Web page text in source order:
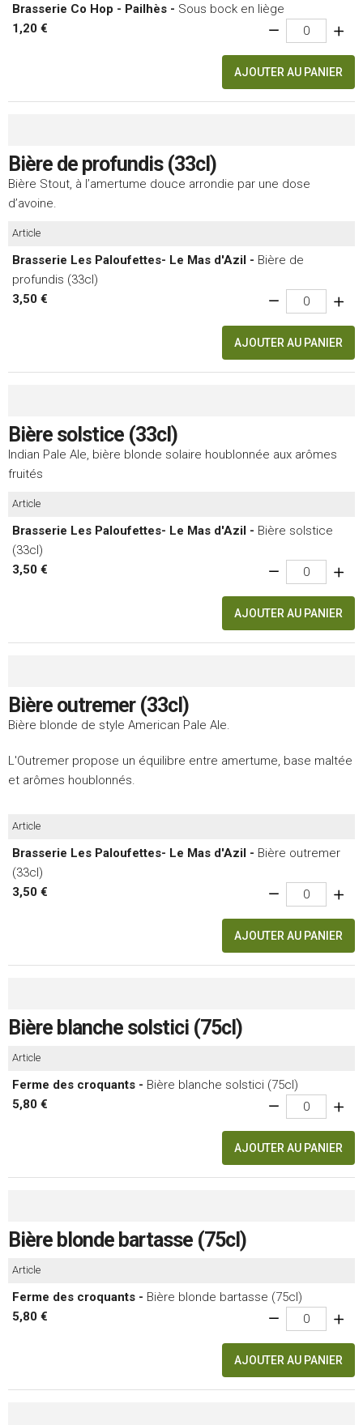
Brasserie Co Hop - Pailhès - Sous bock en liège
1,20 €
AJOUTER AU PANIER
Bière de profundis (33cl)
Bière Stout, à l’amertume douce arrondie par une dose
d’avoine.
Article
Brasserie Les Paloufettes- Le Mas d'Azil - Bière de
profundis (33cl)
3,50 €
AJOUTER AU PANIER
Bière solstice (33cl)
Indian Pale Ale, bière blonde solaire houblonnée aux arômes
fruités
Article
Brasserie Les Paloufettes- Le Mas d'Azil - Bière solstice
(33cl)
3,50 €
AJOUTER AU PANIER
Bière outremer (33cl)
Bière blonde de style American Pale Ale.
L'Outremer propose un équilibre entre amertume, base maltée
et arômes houblonnés.
Article
Brasserie Les Paloufettes- Le Mas d'Azil - Bière outremer
(33cl)
3,50 €
AJOUTER AU PANIER
Bière blanche solstici (75cl)
Article
Ferme des croquants - Bière blanche solstici (75cl)
5,80 €
AJOUTER AU PANIER
Bière blonde bartasse (75cl)
Article
Ferme des croquants - Bière blonde bartasse (75cl)
5,80 €
AJOUTER AU PANIER